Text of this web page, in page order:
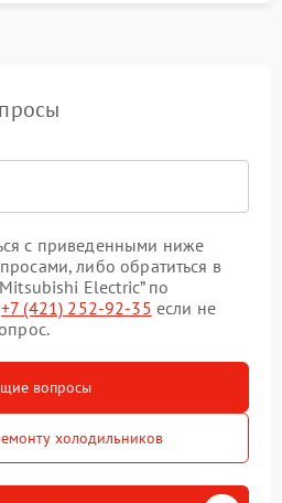
с приведенными ниже
либо обратиться в
Electric” по
+7 (421) 252-92-35 если не
вопросы
холодильников